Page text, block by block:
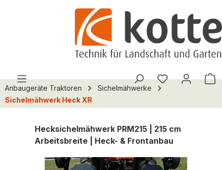
Du hast 0
Anbaugeräte Traktoren
Sichelmähwerke
Sichelmähwerk Heck XR
Hecksichelmähwerk PRM215 | 215 cm
Arbeitsbreite | Heck- & Frontanbau
Bildergalerie überspringen